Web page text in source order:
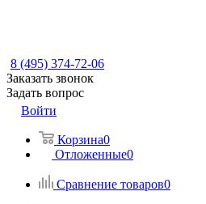
8 (495) 374-72-06
Заказать звонок
Задать вопрос
Войти
Корзина0
Отложенные0
Сравнение товаров0